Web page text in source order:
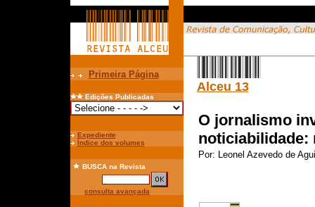
Primeira Página
Edições Publicadas
Expediente
Índice dos volumes
BUSCAna Revista
consulta avançada
Alceu 13
O jornalismo
noticiabilidade:
Por: Leonel Azevedo de